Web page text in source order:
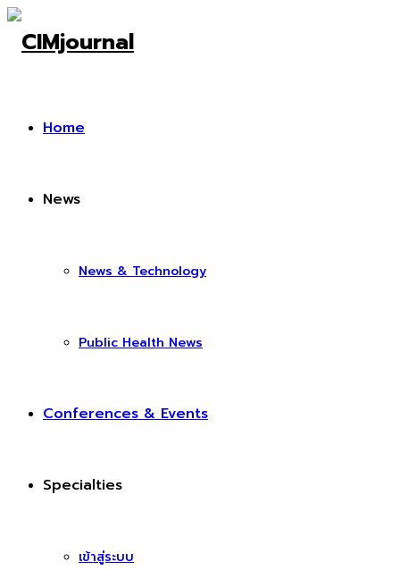
Home
News
News & Technology
Public Health News
Conferences & Events
Specialties
เข้าสู่ระบบ